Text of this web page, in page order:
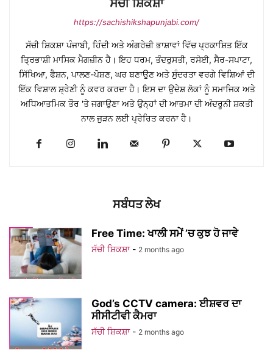
ਸੱਚੀ ਸ਼ਿਕਸ਼ਾ
https://sachishikshapunjabi.com/
ਸੱਚੀ ਸ਼ਿਕਸ਼ਾ ਪੰਜਾਬੀ, ਹਿੰਦੀ ਅਤੇ ਅੰਗਰੇਜ਼ੀ ਭਾਸ਼ਾਵਾਂ ਵਿੱਚ ਪ੍ਰਕਾਸ਼ਿਤ ਇੱਕ
ਤ੍ਰਿਭਾਸ਼ੀ ਮਾਸਿਕ ਮੈਗਜ਼ੀਨ ਹੈ। ਇਹ ਧਰਮ, ਤੰਦਰੁਸਤੀ, ਰਸੋਈ, ਸੈਰ-ਸਪਾਟਾ,
ਸਿੱਖਿਆ, ਫੈਸ਼ਨ, ਪਾਲਣ-ਪੋਸ਼ਣ, ਘਰ ਬਣਾਉਣ ਅਤੇ ਸੁੰਦਰਤਾ ਵਰਗੇ ਵਿਸ਼ਿਆਂ ਦੀ
ਇੱਕ ਵਿਸ਼ਾਲ ਸ਼੍ਰੇਣੀ ਨੂੰ ਕਵਰ ਕਰਦਾ ਹੈ। ਇਸ ਦਾ ਉਦੇਸ਼ ਲੋਕਾਂ ਨੂੰ ਸਮਾਜਿਕ ਅਤੇ
ਅਧਿਆਤਮਿਕ ਤੌਰ 'ਤੇ ਜਗਾਉਣਾ ਅਤੇ ਉਨ੍ਹਾਂ ਦੀ ਆਤਮਾ ਦੀ ਅੰਦਰੂਨੀ ਸ਼ਕਤੀ
ਨਾਲ ਜੁੜਨ ਲਈ ਪ੍ਰੇਰਿਤ ਕਰਨਾ ਹੈ।
ਸਬੰਧਤ ਲੇਖ
Free Time: ਖਾਲੀ ਸਮੇਂ ’ਚ ਕੁਝ ਹੋ ਜਾਵੇ
ਸੱਚੀ ਸ਼ਿਕਸ਼ਾ - 2 months ago
God’s CCTV camera: ਈਸ਼ਵਰ ਦਾ
ਸੀਸੀਟੀਵੀ ਕੈਮਰਾ
ਸੱਚੀ ਸ਼ਿਕਸ਼ਾ - 2 months ago